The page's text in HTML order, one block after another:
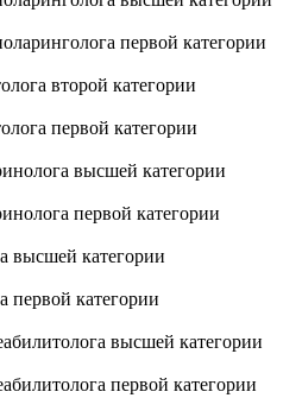
первой категории
второй категории
первой категории
высшей категории
первой категории
высшей категории
первой категории
высшей категории
первой категории